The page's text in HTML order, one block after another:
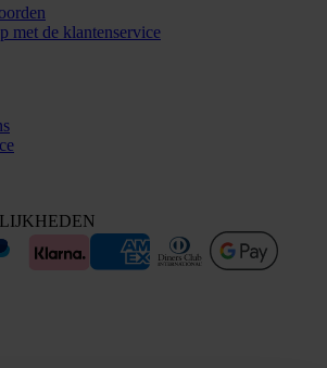
met de klantenservice